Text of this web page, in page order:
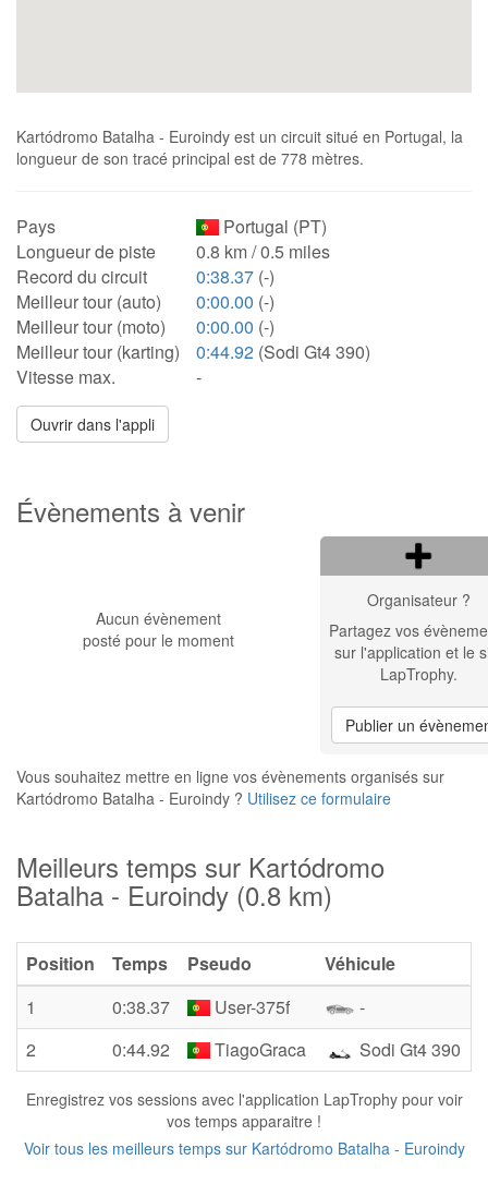
Kartódromo Batalha - Euroindy est un circuit situé en Portugal, la
longueur de son tracé principal est de 778 mètres.
Pays
Portugal (PT)
Longueur de piste
0.8 km / 0.5 miles
Record du circuit
0:38.37 (-)
Meilleur tour (auto)
0:00.00 (-)
Meilleur tour (moto)
0:00.00 (-)
Meilleur tour (karting)
0:44.92 (Sodi Gt4 390)
Vitesse max.
-
Ouvrir dans l'appli
Évènements à venir
Aucun évènement
posté pour le moment
Organisateur ?
Partagez vos
sur l'application et le
LapTrophy.
Publier un
Vous souhaitez mettre en ligne vos évènements organisés sur
Kartódromo Batalha - Euroindy ? Utilisez ce formulaire
Meilleurs temps sur Kartódromo
Batalha - Euroindy (0.8 km)
Position Temps Pseudo
Véhicule
1
0:38.37 User-375f
-
2
0:44.92 TiagoGraca Sodi Gt4 390
Enregistrez vos sessions avec l'application LapTrophy pour voir
vos temps apparaitre !
Voir tous les meilleurs temps sur Kartódromo Batalha - Euroindy